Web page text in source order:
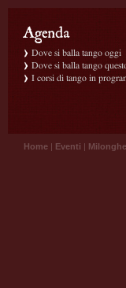
Dove si balla tango oggi
Dove si balla tango
I corsi di tango in
Home | Eventi | Milonghe